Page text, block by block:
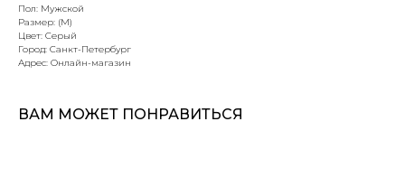
Пол: Мужской
Размер: (M)
Цвет: Серый
Город: Санкт-Петербург
Адрес: Онлайн-магазин
ВАМ МОЖЕТ ПОНРАВИТЬСЯ